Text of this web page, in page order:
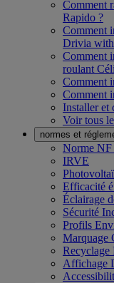
Comment
Rapido ?
Comment
Drivia
Comment
roulant
Comment
Comment
Installer et
Voir tous
normes et
Norme
IRVE
Efficacité
Éclairage
Sécurité
Profils
Marquage
Affichage